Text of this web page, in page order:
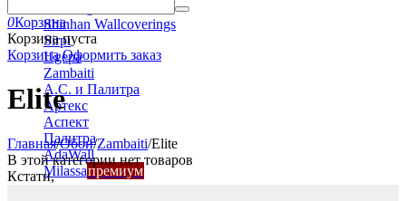
Shinhan Wallcoverings
Sirpi
Ugepa
Zambaiti
А.С. и Палитра
Артекс
Аспект
Палитра
AdaWall
Milassaпремиум
0Корзина
Корзина пуста
Корзина Оформить заказ
Elite
Главная/Обои/Zambaiti/Elite
В этой категории нет товаров
Кстати,